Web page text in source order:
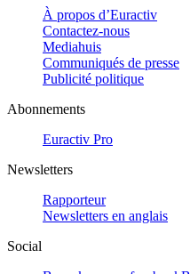
À propos d’Euractiv
Contactez-nous
Mediahuis
Communiqués de presse
Publicité politique
Abonnements
Euractiv Pro
Newsletters
Rapporteur
Newsletters en anglais
Social